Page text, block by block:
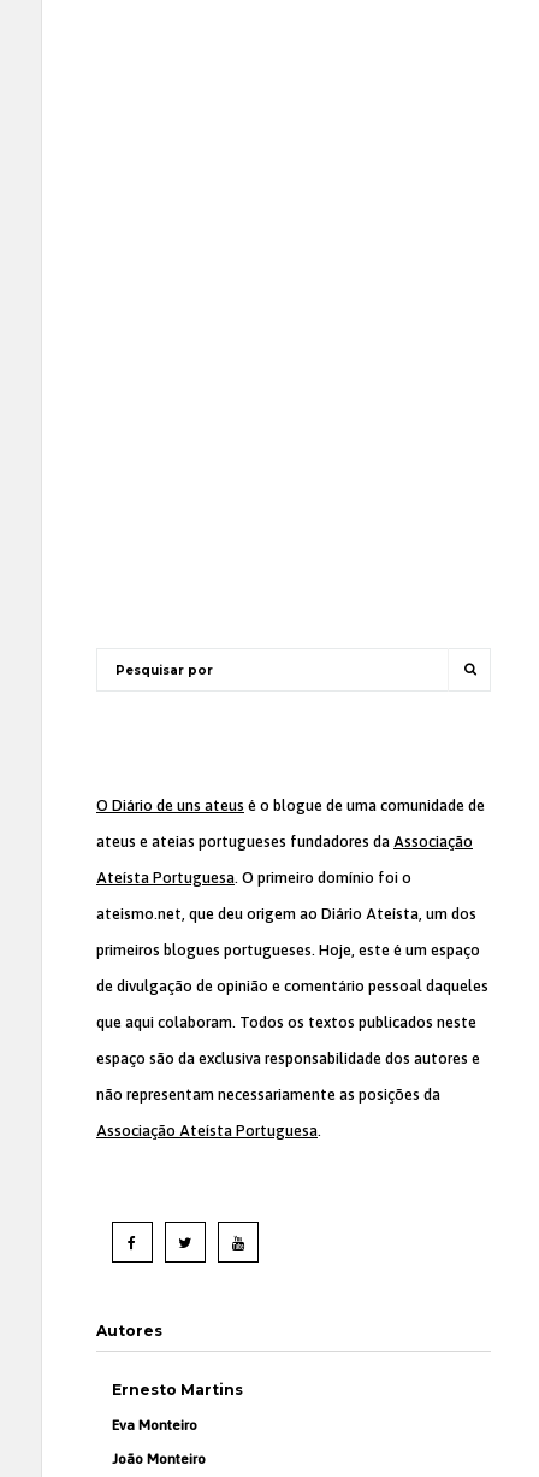
O Diário de uns ateus é o blogue de uma comunidade de
ateus e ateias portugueses fundadores da Associação
Ateísta Portuguesa. O primeiro domínio foi o
ateismo.net, que deu origem ao Diário Ateísta, um dos
primeiros blogues portugueses. Hoje, este é um espaço
de divulgação de opinião e comentário pessoal daqueles
que aqui colaboram. Todos os textos publicados neste
espaço são da exclusiva responsabilidade dos autores e
não representam necessariamente as posições da
Associação Ateísta Portuguesa.
Autores
Ernesto Martins
Eva Monteiro
João Monteiro